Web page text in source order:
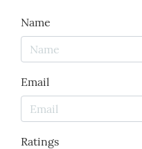
Name
Email
Ratings